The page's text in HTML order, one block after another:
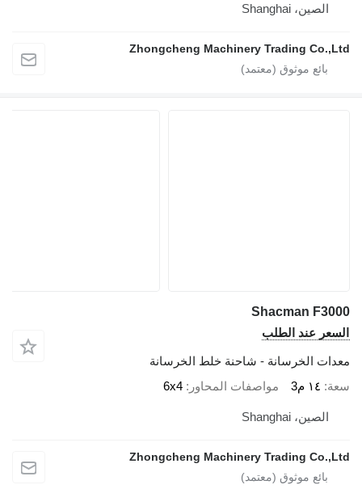
الصين، Shanghai
Zhongcheng Machinery Trading Co.,Ltd
Shacman F3000
السعر عند الطلب
معدات الخرسانة - شاحنة خلط الخرسانة
سعة ١٤ م3 مواصفات المحاور 6x4
الصين، Shanghai
Zhongcheng Machinery Trading Co.,Ltd